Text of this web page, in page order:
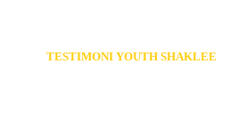
TESTIMONI YOUTH SHAKLEE